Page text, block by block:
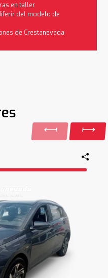
en taller
del modelo de
de Crestanevada